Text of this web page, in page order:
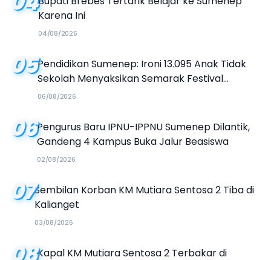
Karena Ini
04/08/2026
05Pendidikan Sumenep: Ironi 13.095 Anak Tidak
Sekolah Menyaksikan Semarak Festival
Kalender Event 2026
06/08/2026
06Pengurus Baru IPNU-IPPNU Sumenep Dilantik,
Gandeng 4 Kampus Buka Jalur Beasiswa
02/08/2026
07Sembilan Korban KM Mutiara Sentosa 2 Tiba di
Kalianget
03/08/2026
08Kapal KM Mutiara Sentosa 2 Terbakar di